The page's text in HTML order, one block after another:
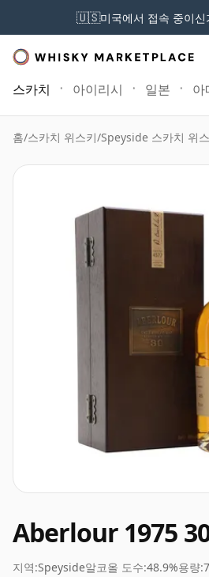
🇺🇸미국에서 접속 중이신
스카치 아이리시 일본 아
홈/스카치 위스키/Speyside 스카치 위
Aberlour 1975
지역:Speyside알코올 도수:48.9%용량: